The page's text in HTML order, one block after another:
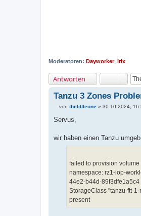
Moderatoren: Dayworker, irix
Antworten
Tanzu 3 Zones
i
a
von thelittleone » 30.10.2024,
Servus,
wir haben einen Tanzu
failed to provision
namespace: rz1-iop-
44e2-b44d-
StorageClass "tanzu-ftt-
present